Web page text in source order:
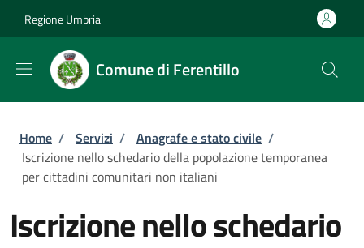
Regione Umbria
Comune di Ferentillo
Briciole di pane
Home / Servizi / Anagrafe e stato civile /
Iscrizione nello schedario della popolazione temporanea
per cittadini comunitari non italiani
Iscrizione nello schedario